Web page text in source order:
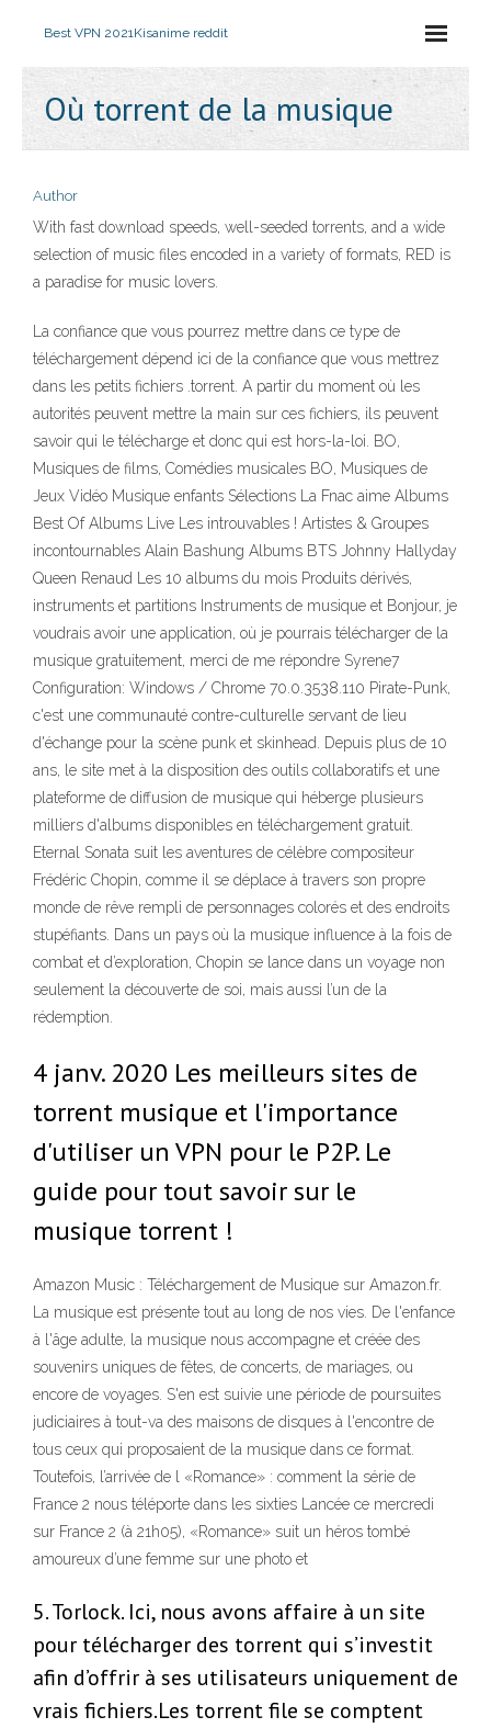
Best VPN 2021Kisanime reddit
Où torrent de la musique
Author
With fast download speeds, well-seeded torrents, and a wide
selection of music files encoded in a variety of formats, RED is
a paradise for music lovers.
La confiance que vous pourrez mettre dans ce type de
téléchargement dépend ici de la confiance que vous mettrez
dans les petits fichiers .torrent. A partir du moment où les
autorités peuvent mettre la main sur ces fichiers, ils peuvent
savoir qui le télécharge et donc qui est hors-la-loi. BO,
Musiques de films, Comédies musicales BO, Musiques de
Jeux Vidéo Musique enfants Sélections La Fnac aime Albums
Best Of Albums Live Les introuvables ! Artistes & Groupes
incontournables Alain Bashung Albums BTS Johnny Hallyday
Queen Renaud Les 10 albums du mois Produits dérivés,
instruments et partitions Instruments de musique et Bonjour, je
voudrais avoir une application, où je pourrais télécharger de la
musique gratuitement, merci de me répondre Syrene7
Configuration: Windows / Chrome 70.0.3538.110 Pirate-Punk,
c'est une communauté contre-culturelle servant de lieu
d'échange pour la scène punk et skinhead. Depuis plus de 10
ans, le site met à la disposition des outils collaboratifs et une
plateforme de diffusion de musique qui héberge plusieurs
milliers d'albums disponibles en téléchargement gratuit.
Eternal Sonata suit les aventures de célèbre compositeur
Frédéric Chopin, comme il se déplace à travers son propre
monde de rêve rempli de personnages colorés et des endroits
stupéfiants. Dans un pays où la musique influence à la fois de
combat et d’exploration, Chopin se lance dans un voyage non
seulement la découverte de soi, mais aussi l’un de la
rédemption.
4 janv. 2020 Les meilleurs sites de
torrent musique et l'importance
d'utiliser un VPN pour le P2P. Le
guide pour tout savoir sur le
musique torrent !
Amazon Music : Téléchargement de Musique sur Amazon.fr.
La musique est présente tout au long de nos vies. De l'enfance
à l'âge adulte, la musique nous accompagne et créée des
souvenirs uniques de fêtes, de concerts, de mariages, ou
encore de voyages. S'en est suivie une période de poursuites
judiciaires à tout-va des maisons de disques à l'encontre de
tous ceux qui proposaient de la musique dans ce format.
Toutefois, l’arrivée de l «Romance» : comment la série de
France 2 nous téléporte dans les sixties Lancée ce mercredi
sur France 2 (à 21h05), «Romance» suit un héros tombé
amoureux d’une femme sur une photo et
5. Torlock. Ici, nous avons affaire à un site
pour télécharger des torrent qui s’investit
afin d’offrir à ses utilisateurs uniquement de
vrais fichiers.Les torrent file se comptent